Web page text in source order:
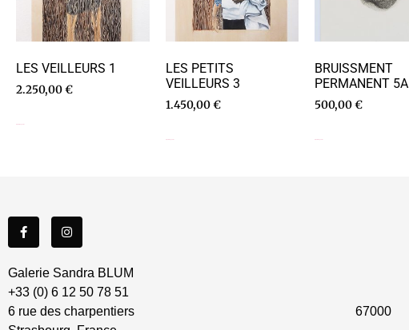
LES VEILLEURS 1
2.250,00€
LES PETITS
VEILLEURS 3
1.450,00€
BRUISSMENT
PERMANENT 5A
500,00€
Galerie Sandra BLUM
+33 (0) 6 12 50 78 51
6 rue des charpentiers 67000